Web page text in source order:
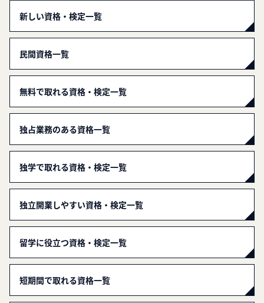
新しい資格・検定一覧
民間資格一覧
無料で取れる資格・検定一覧
独占業務のある資格一覧
独学で取れる資格・検定一覧
独立開業しやすい資格・検定一覧
留学に役立つ資格・検定一覧
短期間で取れる資格一覧